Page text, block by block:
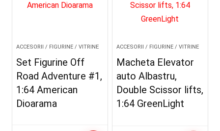
ACCESORII / FIGURINE / VITRINE
Set Figurine Off
Road Adventure #1,
1:64 American
Dioarama
ACCESORII / FIGURINE / VITRINE
Macheta Elevator
auto Albastru,
Double Scissor lifts,
1:64 GreenLight